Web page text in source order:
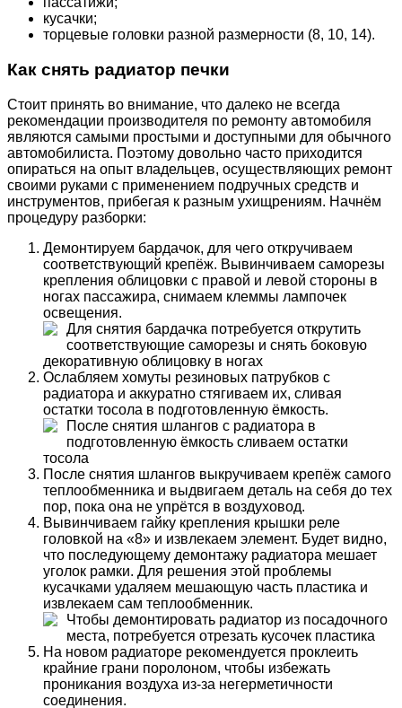
кусачки;
торцевые головки разной размерности (8, 10, 14).
Как снять радиатор печки
Стоит принять во внимание, что далеко не всегда
рекомендации производителя по ремонту автомобиля
являются самыми простыми и доступными для обычного
автомобилиста. Поэтому довольно часто приходится
опираться на опыт владельцев, осуществляющих ремонт
своими руками с применением подручных средств и
инструментов, прибегая к разным ухищрениям. Начнём
процедуру разборки:
Демонтируем бардачок, для чего откручиваем
соответствующий крепёж. Вывинчиваем саморезы
крепления облицовки с правой и левой стороны в
ногах пассажира, снимаем клеммы лампочек
освещения.
Для снятия бардачка потребуется открутить
соответствующие саморезы и снять боковую
декоративную облицовку в ногах
Ослабляем хомуты резиновых патрубков с
радиатора и аккуратно стягиваем их, сливая
остатки тосола в подготовленную ёмкость.
После снятия шлангов с радиатора в
подготовленную ёмкость сливаем остатки
тосола
После снятия шлангов выкручиваем крепёж самого
теплообменника и выдвигаем деталь на себя до тех
пор, пока она не упрётся в воздуховод.
Вывинчиваем гайку крепления крышки реле
головкой на «8» и извлекаем элемент. Будет видно,
что последующему демонтажу радиатора мешает
уголок рамки. Для решения этой проблемы
кусачками удаляем мешающую часть пластика и
извлекаем сам теплообменник.
Чтобы демонтировать радиатор из посадочного
места, потребуется отрезать кусочек пластика
На новом радиаторе рекомендуется проклеить
крайние грани поролоном, чтобы избежать
проникания воздуха из-за негерметичности
соединения.